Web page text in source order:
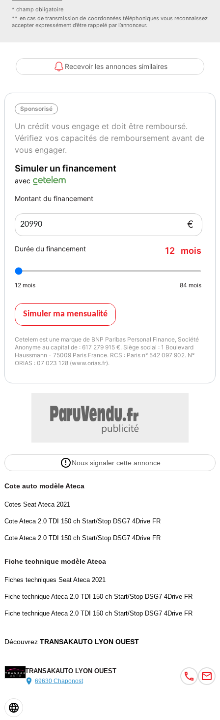
factures d'entretien -Véhicule nettoyé intérieur et extérieur par
préparateur pro pour la vente -Gestion des démarches
administratives et dossier de carte grise
possible dans toute la France Prestations 100% Personnalisables
(traitement céramique lustrage carrosserie vitres teintées …) Chez
Demandez conseil à l'un de nos conseillers !
____________________________ TRANSAKAUTO LYON OUEST
12 RUE DE LA PIERRE BLEUE 69630 CHAPONOST
___________________________
Couleur
BLANC
Vignette Crit’Air
2
* champ obligatoire
** en cas de transmission de coordonnées téléphoniques vous reconnaissez
accepter expressément d’être rappelé par l’annonceur.
Recevoir les annonces similaires
Sponsorisé
Un crédit vous engage et doit être remboursé.
Vérifiez vos capacités de remboursement avant de
vous engager.
Simuler un financement
avec
Montant du financement
€
Durée du financement 12 mois
12 mois 84 mois
Simuler ma mensualité
Cetelem est une marque de BNP Paribas Personal Finance, Société
Anonyme au capital de : 617 279 915 €. Siège social : 1 Boulevard
Haussmann - 75009 Paris France. RCS : Paris n° 542 097 902. N°
ORIAS : 07 023 128 (www.orias.fr).
Nous signaler cette annonce
Cote auto modèle Ateca
Cotes Seat Ateca 2021
Cote Ateca 2.0 TDI 150 ch Start/Stop DSG7 4Drive FR
Cote Ateca 2.0 TDI 150 ch Start/Stop DSG7 4Drive FR
Fiche technique modèle Ateca
Fiches techniques Seat Ateca 2021
Fiche technique Ateca 2.0 TDI 150 ch Start/Stop DSG7 4Drive FR
Fiche technique Ateca 2.0 TDI 150 ch Start/Stop DSG7 4Drive FR
Découvrez TRANSAKAUTO LYON OUEST
TRANSAKAUTO LYON OUEST
69630 Chaponost